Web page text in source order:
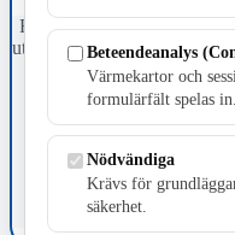
Fristående
ut tidningen Skillingaryd.nu
april 2026 omfattar
Värnamo
E-post:
Postadress:
Beteendeanalys
Värmekartor och
formulärfält spelas in.
Nödvändiga
Krävs för
säkerhet.